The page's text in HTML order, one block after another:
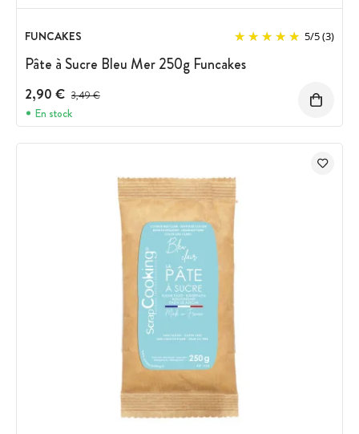
FUNCAKES 5/5(3)
Pâte à Sucre Bleu Mer 250g Funcakes
2,90 € Prix avant réduction :
3,49 €
En stock